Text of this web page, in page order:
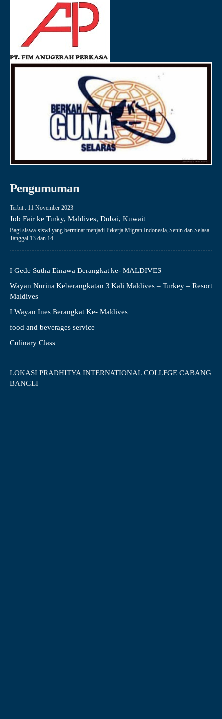
Pengumuman
Terbit : 11 November 2023
Job Fair ke Turky, Maldives, Dubai, Kuwait
Bagi siswa-siswi yang berminat menjadi Pekerja Migran Indonesia, Senin dan Selasa
Tanggal 13 dan 14..
I Gede Sutha Binawa Berangkat ke- MALDIVES
Wayan Nurina Keberangkatan 3 Kali Maldives – Turkey – Resort
Maldives
I Wayan Ines Berangkat Ke- Maldives
food and beverages service
Culinary Class
LOKASI PRADHITYA INTERNATIONAL COLLEGE CABANG
BANGLI